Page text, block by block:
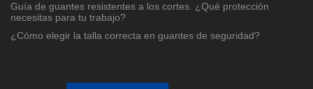
Guía de guantes resistentes a los cortes. ¿Qué protección
necesitas para tu trabajo?
¿Cómo elegir la talla correcta en guantes de seguridad?